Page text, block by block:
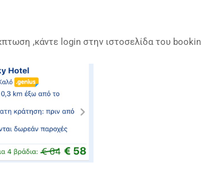
,κάντε login στην ιστοσελίδα του